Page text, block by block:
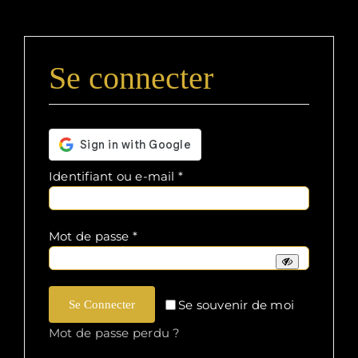
Se connecter
Identifiant ou e-mail *Obligatoire
Mot de passe *Obligatoire
Se souvenir de moi
Se Connecter
Mot de passe perdu ?